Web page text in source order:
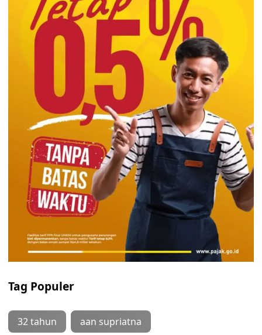
Tag Populer
32 tahun aan supriatna